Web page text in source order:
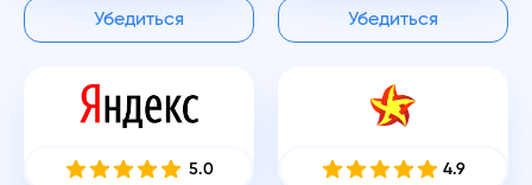
Убедиться Убедиться
5.0 4.9